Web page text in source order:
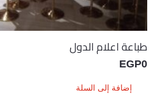
طباعة اعلام الدول
EGP0
إضافة إلى السلة